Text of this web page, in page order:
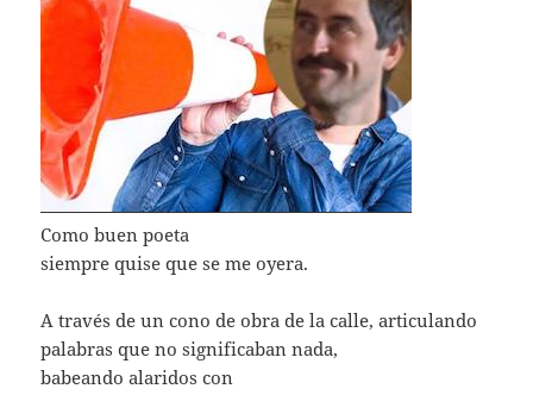
Como buen poeta
siempre quise que se me oyera.
A través de un cono de obra de la calle, articulando
palabras que no significaban nada,
babeando alaridos con